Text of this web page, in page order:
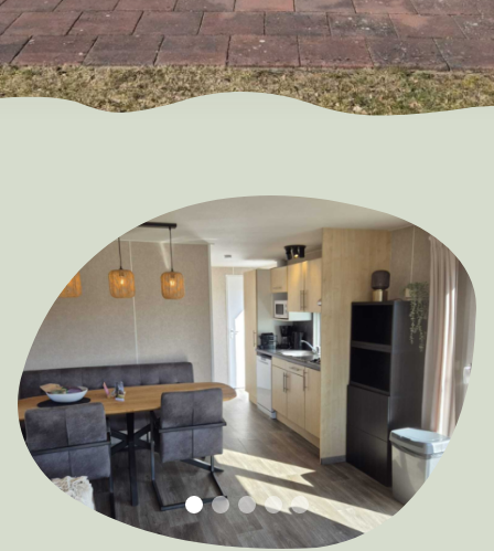
EARLY BOOKING DISCOUNT 2026/2027!
Vieuw the terms and conditions here